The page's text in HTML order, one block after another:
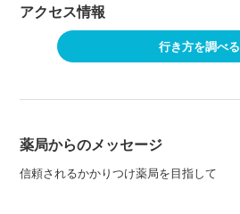
アクセス情報
行き方を調べる
薬局からのメッセージ
信頼されるかかりつけ薬局を目指して